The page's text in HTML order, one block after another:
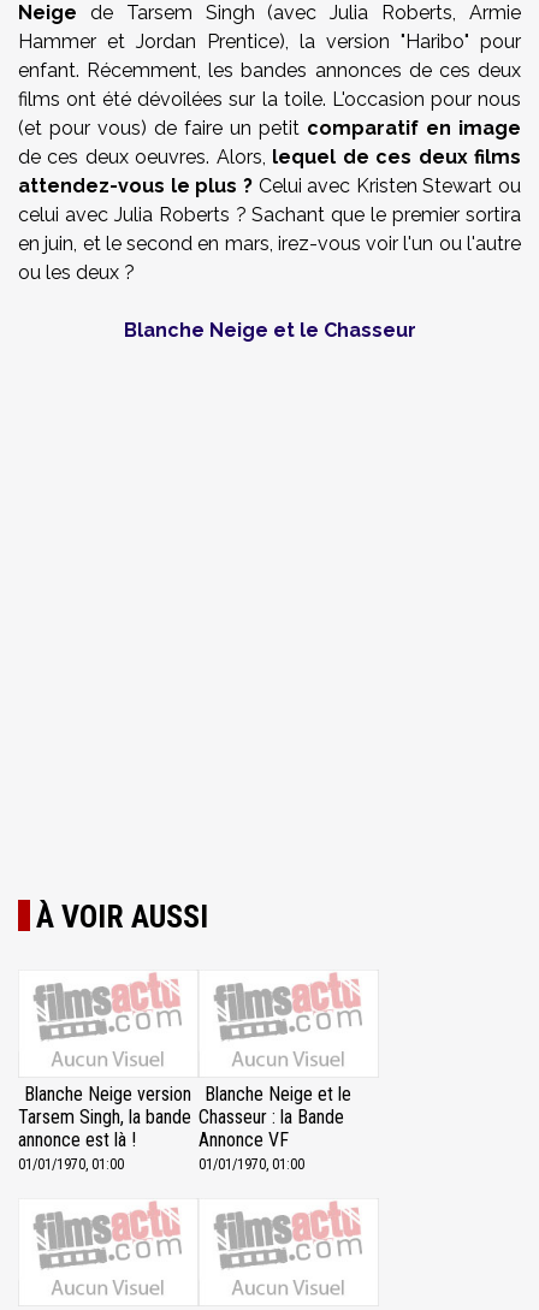
Neige de Tarsem Singh (avec Julia Roberts, Armie
Hammer et Jordan Prentice), la version "Haribo" pour
enfant. Récemment, les bandes annonces de ces deux
films ont été dévoilées sur la toile. L'occasion pour nous
(et pour vous) de faire un petit comparatif en image
de ces deux oeuvres. Alors, lequel de ces deux films
attendez-vous le plus ? Celui avec Kristen Stewart ou
celui avec Julia Roberts ? Sachant que le premier sortira
en juin, et le second en mars, irez-vous voir l'un ou l'autre
ou les deux ?
Blanche Neige et le Chasseur
À VOIR AUSSI
Blanche Neige version
Tarsem Singh, la bande
annonce est là !
01/01/1970, 01:00
Blanche Neige et le
Chasseur : la Bande
Annonce VF
01/01/1970, 01:00